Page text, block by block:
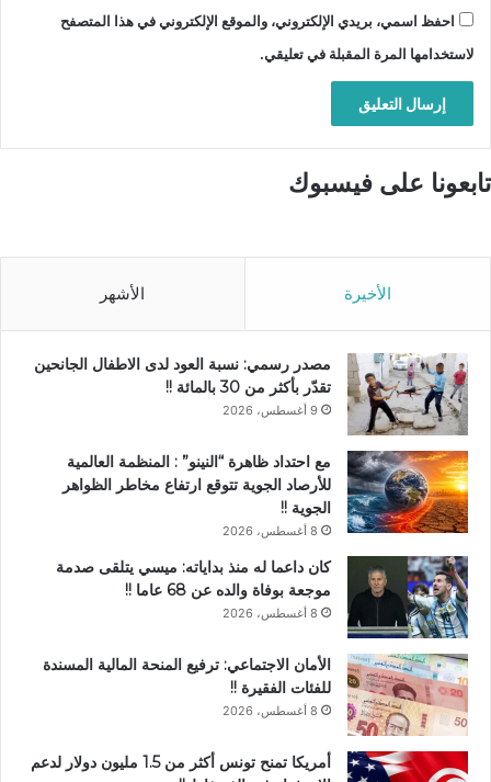
احفظ اسمي، بريدي الإلكتروني، والموقع الإلكتروني في هذا المتصفح
لاستخدامها المرة المقبلة في تعليقي.
تابعونا على فيسبوك
الأخيرة الأشهر
مصدر رسمي: نسبة العود لدى الاطفال الجانحين
تقدّر بأكثر من 30 بالمائة !!
9 أغسطس، 2026
مع احتداد ظاهرة “النينو” : المنظمة العالمية
للأرصاد الجوية تتوقع ارتفاع مخاطر الظواهر
الجوية !!
8 أغسطس، 2026
كان داعما له منذ بداياته: ميسي يتلقى صدمة
موجعة بوفاة والده عن 68 عاما !!
8 أغسطس، 2026
الأمان الاجتماعي: ترفيع المنحة المالية المسندة
للفئات الفقيرة !!
8 أغسطس، 2026
أمريكا تمنح تونس أكثر من 1.5 مليون دولار لدعم